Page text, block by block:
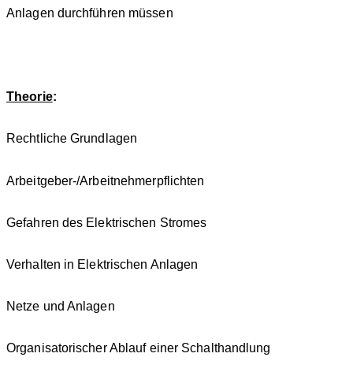
Anlagen durchführen müssen
Theorie:
Rechtliche Grundlagen
Arbeitgeber-/Arbeitnehmerpflichten
Gefahren des Elektrischen Stromes
Verhalten in Elektrischen Anlagen
Netze und Anlagen
Organisatorischer Ablauf einer Schalthandlung